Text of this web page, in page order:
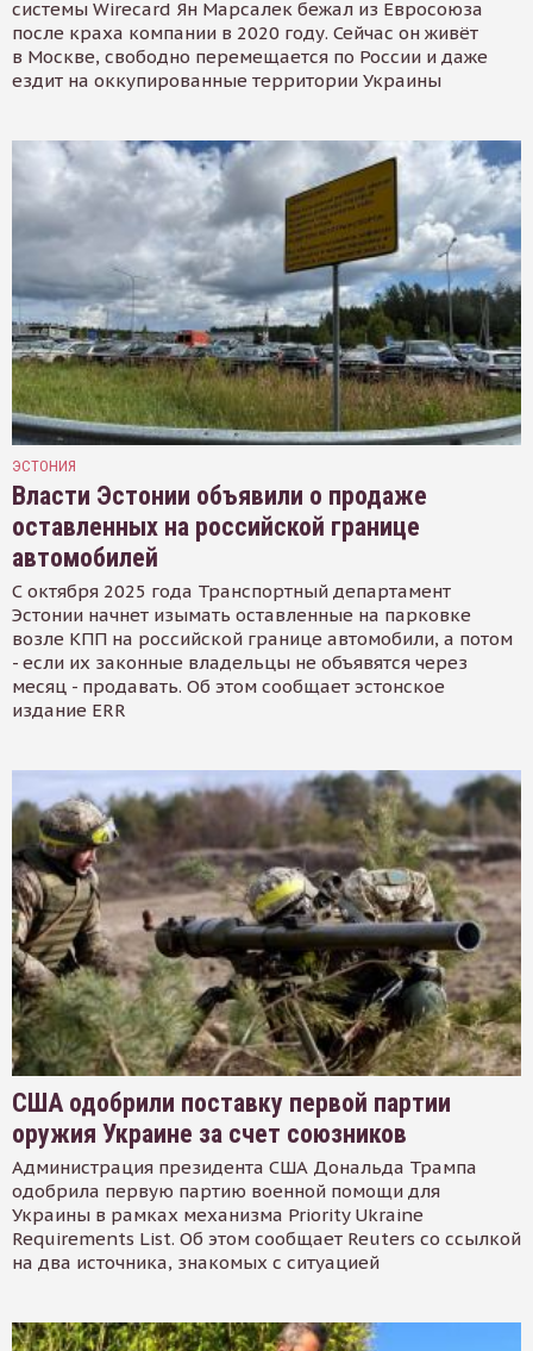
системы Wirecard Ян Марсалек бежал из Евросоюза
после краха компании в 2020 году. Сейчас он живёт
в Москве, свободно перемещается по России и даже
ездит на оккупированные территории Украины
ЭСТОНИЯ
Власти Эстонии объявили о продаже
оставленных на российской границе
автомобилей
С октября 2025 года Транспортный департамент
Эстонии начнет изымать оставленные на парковке
возле КПП на российской границе автомобили, а потом
- если их законные владельцы не объявятся через
месяц - продавать. Об этом сообщает эстонское
издание ERR
США одобрили поставку первой партии
оружия Украине за счет союзников
Администрация президента США Дональда Трампа
одобрила первую партию военной помощи для
Украины в рамках механизма Priority Ukraine
Requirements List. Об этом сообщает Reuters со ссылкой
на два источника, знакомых с ситуацией